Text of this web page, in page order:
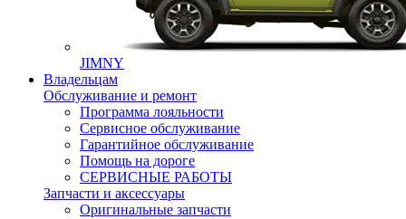
JIMNY
Владельцам
Обслуживание и ремонт
Программа лояльности
Сервисное обслуживание
Гарантийное обслуживание
Помощь на дороге
СЕРВИСНЫЕ РАБОТЫ
Запчасти и аксессуары
Оригинальные запчасти